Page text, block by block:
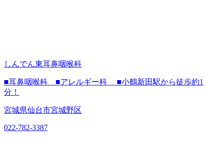
しんでん東耳鼻咽喉科
■耳鼻咽喉科 ■アレルギー科 ■小鶴新田駅から徒歩約1
分！
宮城県仙台市宮城野区
022-782-3387